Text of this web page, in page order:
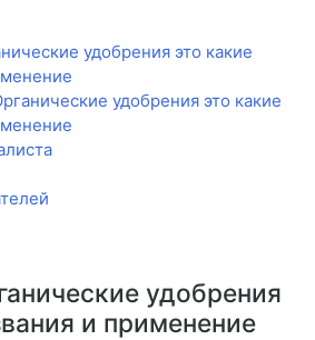
удобрения это какие
удобрения это какие
удобрения
и применение